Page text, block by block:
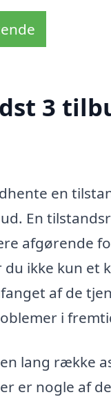
3
en
En
afgørende
ikke kun et
af de
i
lang række
er nogle af